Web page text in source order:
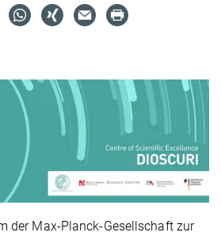
der Max-Planck-Gesellschaft zur